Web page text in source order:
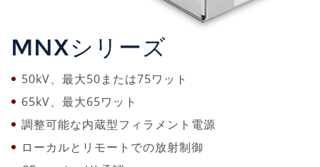
MNXシリーズ
50kV、最大50または75ワット
65kV、最大65ワット
調整可能な内蔵型フィラメント電源
ローカルとリモートでの放射制御